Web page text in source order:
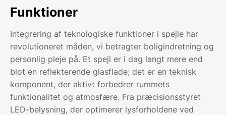
Funktioner
Integrering af teknologiske funktioner i spejle har
revolutioneret måden, vi betragter boligindretning og
personlig pleje på. Et spejl er i dag langt mere end
blot en reflekterende glasflade; det er en teknisk
komponent, der aktivt forbedrer rummets
funktionalitet og atmosfære. Fra præcisionsstyret
LED-belysning, der optimerer lysforholdene ved